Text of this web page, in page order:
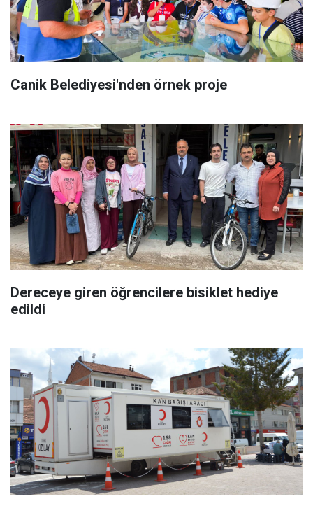
Canik Belediyesi'nden örnek proje
Dereceye giren öğrencilere bisiklet hediye
edildi